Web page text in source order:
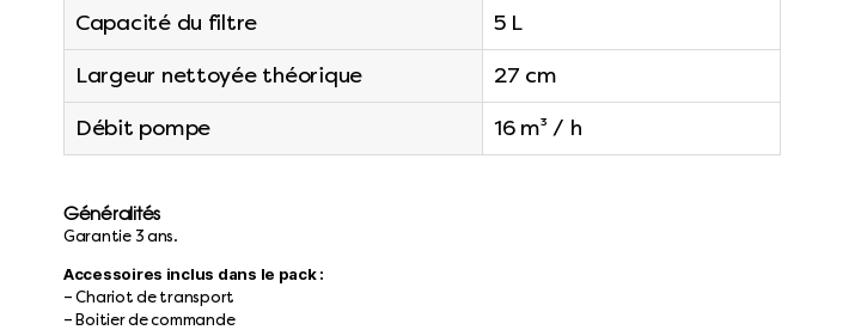
Capacité du filtre
5 L
Largeur nettoyée théorique
27 cm
Débit pompe
16 m³ / h
Généralités
Garantie 3 ans.
Accessoires inclus dans le pack :
– Chariot de transport
– Boitier de commande